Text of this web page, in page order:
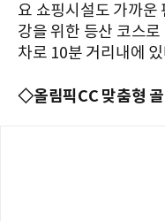
요 쇼핑시설도 가까운
강을 위한 등산 코스
차로 10분 거리내에
◇올림픽CC 맞춤형 골